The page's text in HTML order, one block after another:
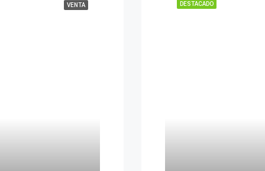
VENTA DESTACADO